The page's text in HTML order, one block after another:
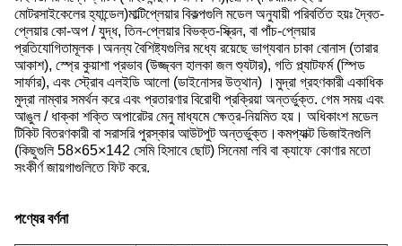
মোটরসাইকেলের হ্যান্ডেল)মাল্টিপ্লেয়ার বিকল্পগুলি মডেল অনুযায়ী পরিবর্তিত হয়ঃ দ্বৈত-
প্লেয়ার কো-অপ / যুদ্ধ, তিন-প্লেয়ার বিভক্ত-স্ক্রিন, বা পাঁচ-প্লেয়ার
প্রতিযোগিতামূলক।অনন্য বৈশিষ্ট্যগুলির মধ্যে রয়েছে ভাগ্যবান চাকা বোনাস (তারার
আকাশ), স্প্রে কুয়াশা প্রভাব (উজ্জ্বল হালকা জল শ্যুটার), গতি প্ল্যাটফর্ম (স্পিড
সার্ফার), এবং স্ট্রোব এলইডি আলো (ডাইনোসর উত্থান) ।মুদ্রা গ্রহণকারী একাধিক
মুদ্রা নাম্বার সমর্থন করে এবং প্রতারণার বিরোধী প্রক্রিয়া অন্তর্ভুক্ত. গেম সময় এবং
আঙুল / ধাক্কা শক্তি অপারেটর মেনু মাধ্যমে ক্ষেত্র-নিয়মিত হয়। অধিকাংশ মডেল
টিকিট বিতরণকারী বা সরাসরি পুরস্কার আউটপুট অন্তর্ভুক্ত।কমপ্যাক্ট ডিজাইনগুলি
(কিছুগুলি 58×65×142 সেমি হিসাবে ছোট) সিনেমা লবি বা ক্যাফে কোণার মতো
সংকীর্ণ জায়গাগুলিতে ফিট করে.
পণ্যের বর্ণনা